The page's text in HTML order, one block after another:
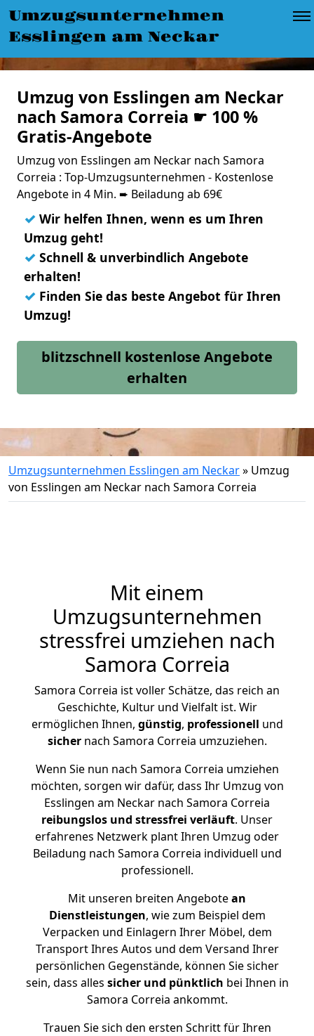
Umzugsunternehmen
Esslingen am Neckar
Umzug von Esslingen am Neckar
nach Samora Correia ☛ 100 %
Gratis-Angebote
Umzug von Esslingen am Neckar nach Samora
Correia : Top-Umzugsunternehmen - Kostenlose
Angebote in 4 Min. ➨ Beiladung ab 69€
✓ Wir helfen Ihnen, wenn es um Ihren
Umzug geht!
✓ Schnell & unverbindlich Angebote
erhalten!
✓ Finden Sie das beste Angebot für Ihren
Umzug!
blitzschnell kostenlose Angebote
erhalten
Umzugsunternehmen Esslingen am Neckar» Umzug
von Esslingen am Neckar nach Samora Correia
Mit einem
Umzugsunternehmen
stressfrei umziehen nach
Samora Correia
Samora Correia ist voller Schätze, das reich an
Geschichte, Kultur und Vielfalt ist. Wir
ermöglichen Ihnen, günstig, professionell und
sichernach Samora Correia umzuziehen.
Wenn Sie nun nach Samora Correia umziehen
möchten, sorgen wir dafür, dass Ihr Umzug von
Esslingen am Neckar nach Samora Correia
reibungslos und stressfrei verläuft. Unser
erfahrenes Netzwerk plant Ihren Umzug oder
Beiladung nach Samora Correia individuell und
professionell.
Mit unseren breiten Angebotean
Dienstleistungen, wie zum Beispiel dem
Verpacken und Einlagern Ihrer Möbel, dem
Transport Ihres Autos und dem Versand Ihrer
persönlichen Gegenstände, können Sie sicher
sein, dass alles sicher und pünktlich bei Ihnen in
Samora Correia ankommt.
Trauen Sie sich den ersten Schritt für Ihren